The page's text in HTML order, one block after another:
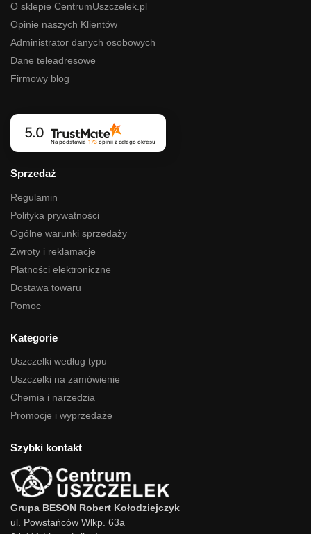
O sklepie CentrumUszczelek.pl
Opinie naszych Klientów
Administrator danych osobowych
Dane teleadresowe
Firmowy blog
5.0
Na podstawie 173opinii z całego okresu
Sprzedaż
Regulamin
Polityka prywatności
Ogólne warunki sprzedaży
Zwroty i reklamacje
Płatności elektroniczne
Dostawa towaru
Pomoc
Kategorie
Uszczelki według typu
Uszczelki na zamówienie
Chemia i narzedzia
Promocje i wyprzedaże
Szybki kontakt
Grupa BESON Robert Kołodziejczyk
ul. Powstańców Wlkp. 63a